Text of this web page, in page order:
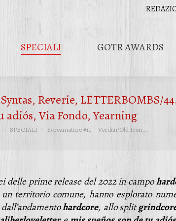
SPECIALI GOTR AWARDS
Reverie, LETTERBOMBS/
adiós, Via Fondo, Yearning
qui:
SPECIALI Screamature #11 – Verdun/Old Iron,…
delle prime release del 2022 in campo
territorio comune, hanno esplorato
hardcore, allo split